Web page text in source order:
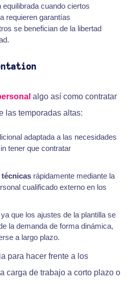
cuando ciertos
requieren garantías
se benefician de la libertad
algo así como contratar
las temporadas altas:
adaptada a las necesidades
tener que contratar
técnicas rápidamente mediante la
cualificado externo en los
que los ajustes de la plantilla se
la demanda de forma dinámica,
a largo plazo.
para hacer frente a los
carga de trabajo a corto plazo o